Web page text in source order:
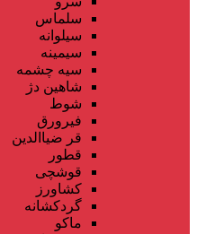
سلماس
سیلوانه
سیمینه
سیه چشمه
شاهین دژ
شوط
فیرورق
قر ضیاالدین
قطور
قوشچی
کشاورز
گردکشانه
ماکو